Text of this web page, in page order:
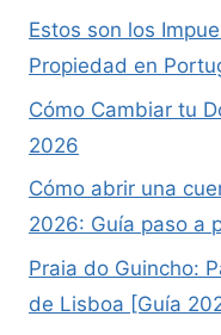
Estos son los
Propiedad en
Cómo Cambiar tu
2026
Cómo abrir una
2026: Guía paso a
Praia do Guincho:
de Lisboa [Guía